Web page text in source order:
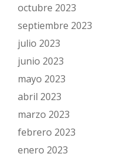
octubre 2023
septiembre 2023
julio 2023
junio 2023
mayo 2023
abril 2023
marzo 2023
febrero 2023
enero 2023